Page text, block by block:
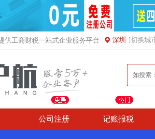
供工商财税一站式企业服务平台 深圳 [切换城
公司注册 记账报税